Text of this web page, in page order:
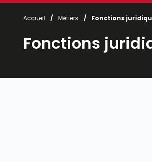
Accueil / Métiers / Fonctions
Fonctions